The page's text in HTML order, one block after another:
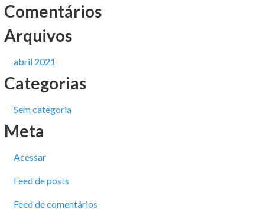
Comentários
Arquivos
abril 2021
Categorias
Sem categoria
Meta
Acessar
Feed de posts
Feed de comentários